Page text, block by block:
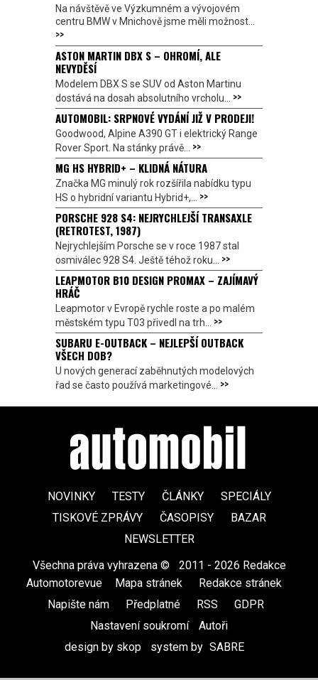
Na návštěvě ve Výzkumném a vývojovém
centru BMW v Mnichově jsme měli možnost...
>>
ASTON MARTIN DBX S – OHROMÍ, ALE
NEVYDĚSÍ
Modelem DBX S se SUV od Aston Martinu
dostává na dosah absolutního vrcholu... >>
AUTOMOBIL: SRPNOVÉ VYDÁNÍ JIŽ V PRODEJI!
Goodwood, Alpine A390 GT i elektrický Range
Rover Sport. Na stánky právě... >>
MG HS HYBRID+ – KLIDNÁ NÁTURA
Značka MG minulý rok rozšířila nabídku typu
HS o hybridní variantu Hybrid+,... >>
PORSCHE 928 S4: NEJRYCHLEJŠÍ TRANSAXLE
(RETROTEST, 1987)
Nejrychlejším Porsche se v roce 1987 stal
osmiválec 928 S4. Ještě téhož roku... >>
LEAPMOTOR B10 DESIGN PROMAX – ZAJÍMAVÝ
HRÁČ
Leapmotor v Evropě rychle roste a po malém
městském typu T03 přivedl na trh... >>
SUBARU E-OUTBACK – NEJLEPŠÍ OUTBACK
VŠECH DOB?
U nových generací zaběhnutých modelových
řad se často používá marketingové... >>
NOVINKY TESTY ČLÁNKY
SPECIÁLY
TISKOVÉ ZPRÁVY
ČASOPISY
BAZAR
NEWSLETTER
Všechna práva vyhrazena ©
2011 - 2026 Redakce
Automotorevue
Mapa stránek Redakce stránek
Napište nám
Předplatné RSS GDPR
Nastavení soukromí
Autoři
design by skop
system by SABRE